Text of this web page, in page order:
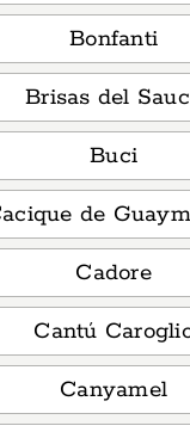
Bonfanti
Brisas del
Buci
de
Cadore
Cantú
Canyamel